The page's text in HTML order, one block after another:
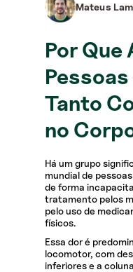
Mateus
Por Que
Tanto
no
Há um grupo
mundial de
de forma
tratamento pelos
pelo uso de
físicos.
Essa dor é
locomotor, com
inferiores e a